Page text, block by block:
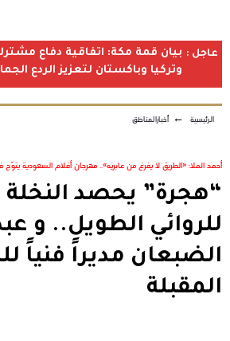
عاجل : بيان قمة مكة: اتفاقية دفاع
وتركيا وباكستان لتعزيز الردع
الرئيسية ← أخبارالمناطق
أحمد الملا: «الطريق لا يفرغ من عابريه».. مهرجان أفلام السعودية يتوّج
“هجرة” يحصد النخلة
للروائي الطويل.. و
الضبعان مديراً فنياً
المقبلة